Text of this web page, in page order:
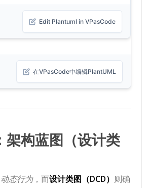
Edit Plantuml in VPasCode
在VPasCode中编辑PlantUML
架构蓝图（设计类
动态行为，而设计类图（DCD） 则确